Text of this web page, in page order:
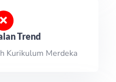
Trend
Kurikulum Merdeka